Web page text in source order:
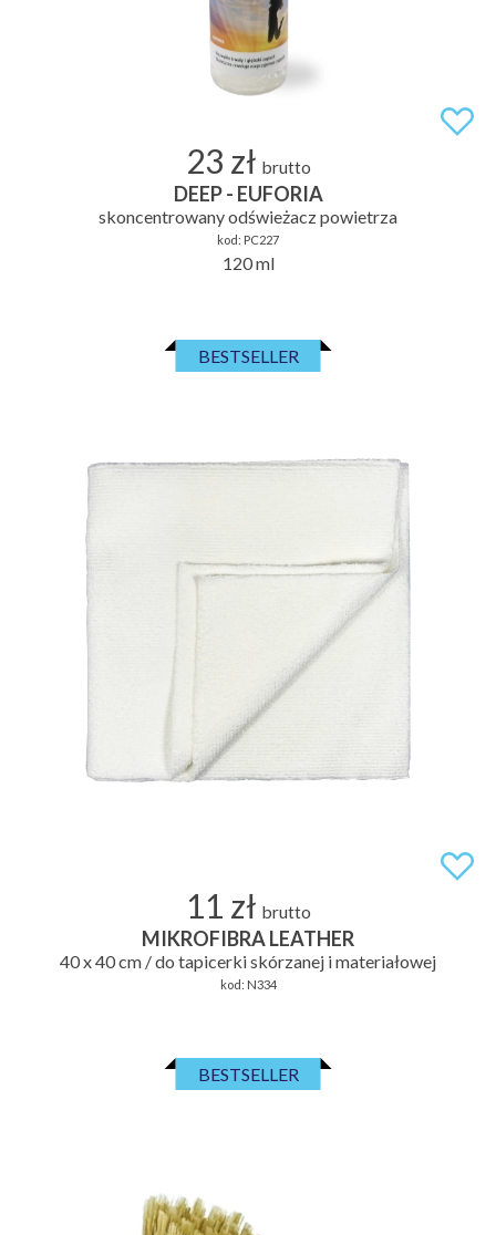
23 zł brutto
DEEP - EUFORIA
skoncentrowany odświeżacz powietrza
kod: PC227
120 ml
BESTSELLER
11 zł brutto
MIKROFIBRA LEATHER
40 x 40 cm / do tapicerki skórzanej i materiałowej
kod: N334
BESTSELLER